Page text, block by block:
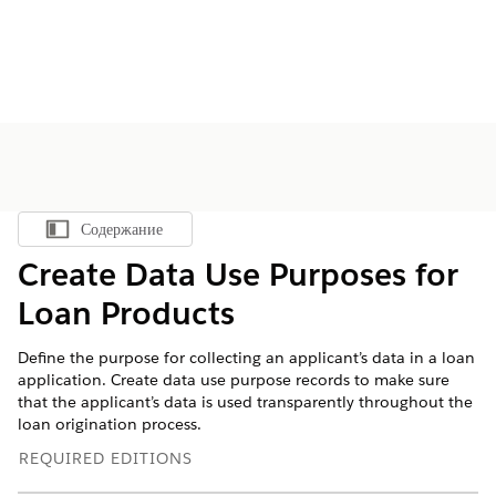
Показать содержание
Содержание
Create Data Use Purposes for
Loan Products
Define the purpose for collecting an applicant’s data in a loan
application. Create data use purpose records to make sure
that the applicant’s data is used transparently throughout the
loan origination process.
REQUIRED EDITIONS